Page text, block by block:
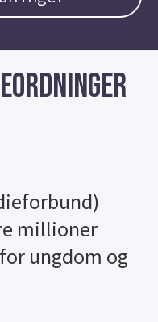
millioner
ungdom og